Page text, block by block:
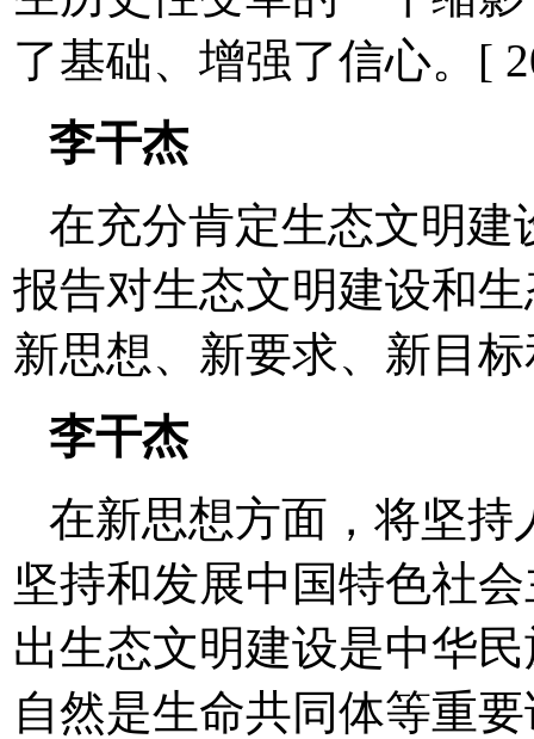
了基础、增强了信心。[
李干杰
在充分肯定生态文明
报告对生态文明建设和
新思想、新要求、新目
李干杰
在新思想方面，将坚
坚持和发展中国特色社
出生态文明建设是中华
自然是生命共同体等重